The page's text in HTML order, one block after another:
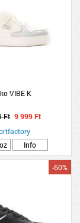
VIBE K
Ft 9 999 Ft
Info
-60%